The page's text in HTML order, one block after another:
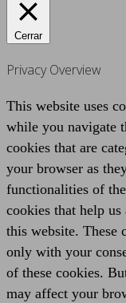
Cerrar
Privacy Overview
This website uses
while you navigate
cookies that are
your browser as
functionalities of
cookies that help us
this website. These
only with your
of these cookies.
may affect your